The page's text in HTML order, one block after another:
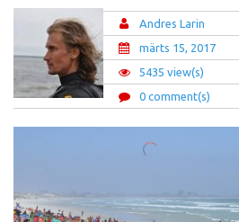
Andres Larin
märts 15, 2017
5435 view(s)
0 comment(s)